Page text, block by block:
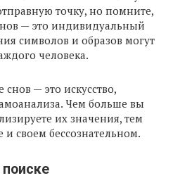
точку, но помните,
— это индивидуальный
символов и образов могут
человека.
— это искусство,
Чем больше вы
их значения, тем
и своем бессознательном.